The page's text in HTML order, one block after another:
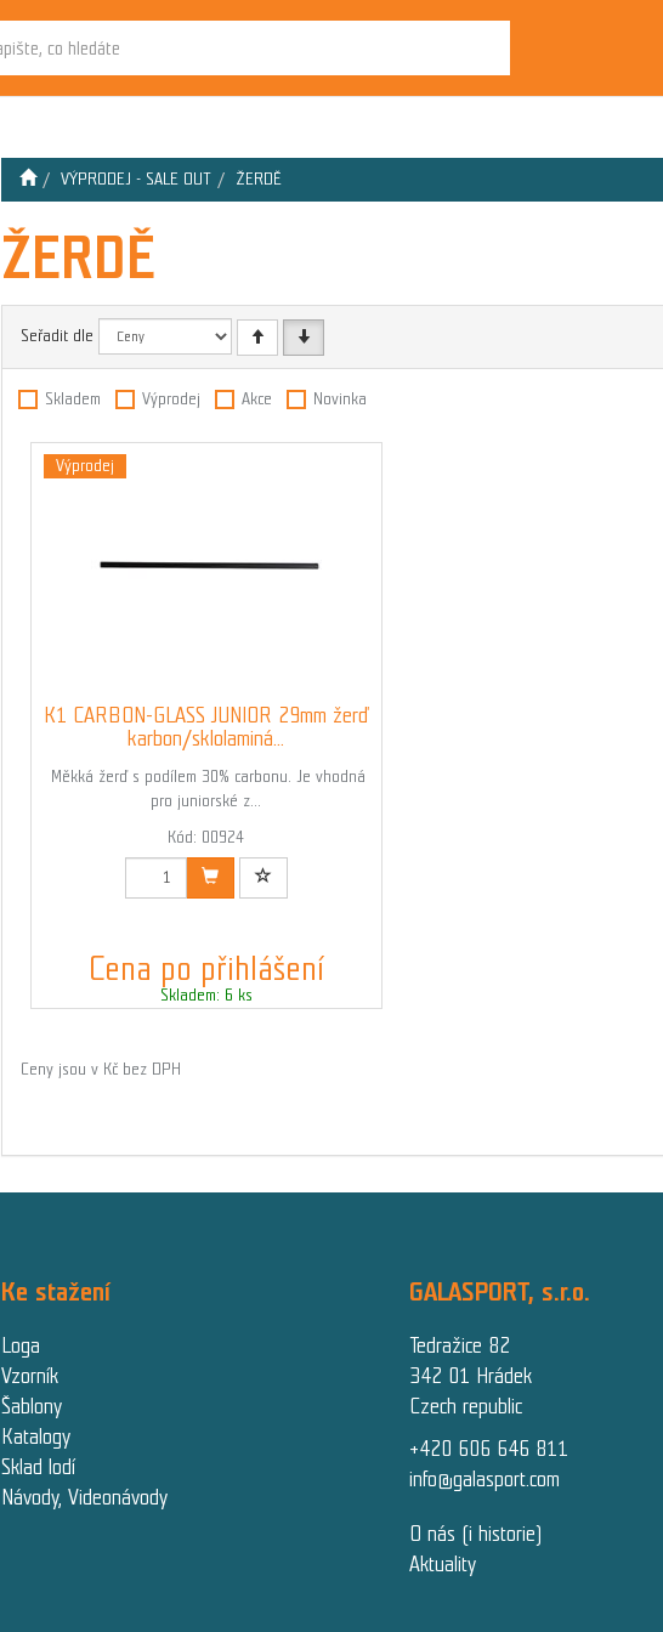
VÝPRODEJ - SALE OUT ŽERDĚ
ŽERDĚ
Seřadit dle
Skladem Výprodej Akce Novinka
Výprodej
K1 CARBON-GLASS JUNIOR 29mm žerď
karbon/sklolaminá...
Měkká žerď s podílem 30% carbonu. Je vhodná
pro juniorské z...
Kód: 00924
Cena po přihlášení
Skladem: 6 ks
Ceny jsou v Kč bez DPH
Ke stažení
Loga
Vzorník
Šablony
Katalogy
Sklad lodí
Návody, Videonávody
GALASPORT, s.r.o.
Tedražice 82
342 01 Hrádek
Czech republic
+420 606 646 811
info@galasport.com
O nás (i historie)
Aktuality